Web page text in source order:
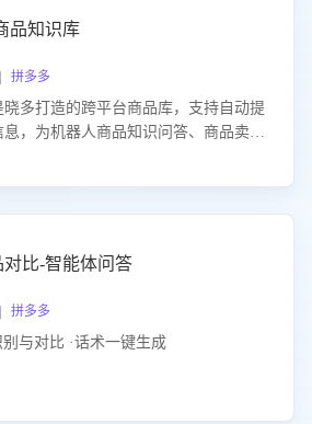
品知识库
多多
多打造的跨平台商品库，支持自动提
，为机器人商品知识问答、商品卖点
比-智能体问答
多多
与对比 ·话术一键生成